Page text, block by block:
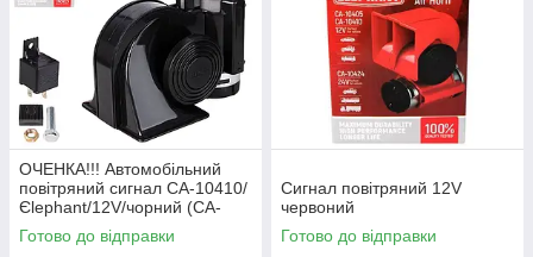
ОЧЕНКА!!! Автомобільний
повітряний сигнал CA-10410/
Єlephant/12V/чорний (CA-
10410)
Готово до відправки
Сигнал повітряний 12V
червоний
Готово до відправки